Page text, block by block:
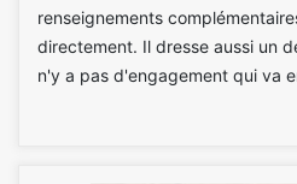
renseignements
directement. Il dresse aussi un
n'y a pas d'engagement qui va